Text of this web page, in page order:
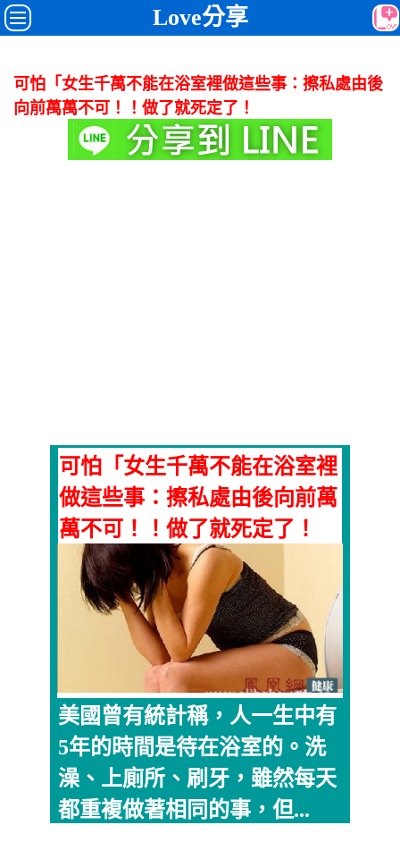
Love分享
可怕「女生千萬不能在浴室裡做這些事：擦私處由後
向前萬萬不可！！做了就死定了！
可怕「女生千萬不能在浴室裡
做這些事：擦私處由後向前萬
萬不可！！做了就死定了！
美國曾有統計稱，人一生中有
5年的時間是待在浴室的。洗
澡、上廁所、刷牙，雖然每天
都重複做著相同的事，但...